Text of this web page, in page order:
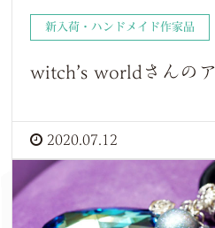
新入荷・ハンドメイド作家品
witch’s worldさんの
2020.07.12